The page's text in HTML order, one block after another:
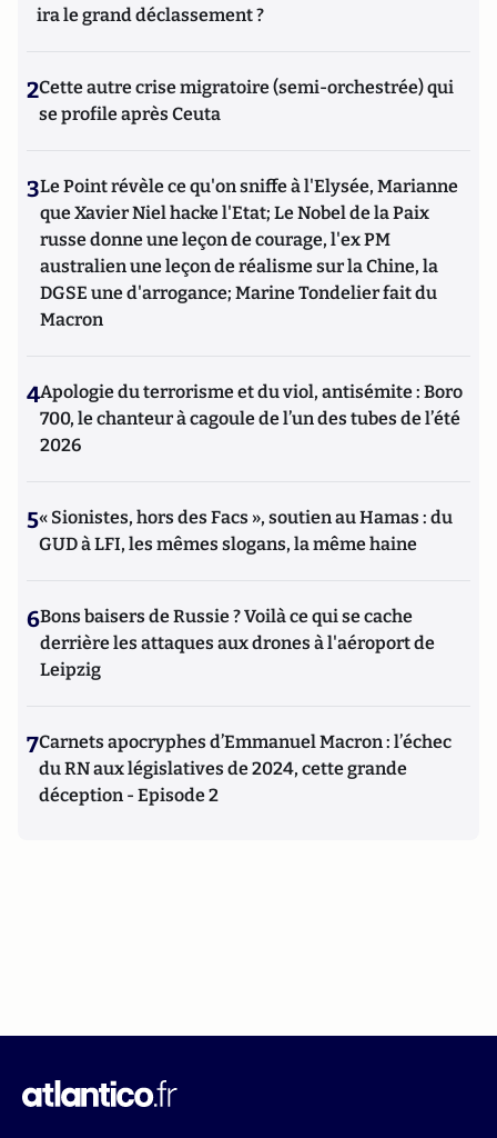
ira le grand déclassement ?
2Cette autre crise migratoire (semi-orchestrée) qui
se profile après Ceuta
3Le Point révèle ce qu'on sniffe à l'Elysée, Marianne
que Xavier Niel hacke l'Etat; Le Nobel de la Paix
russe donne une leçon de courage, l'ex PM
australien une leçon de réalisme sur la Chine, la
DGSE une d'arrogance; Marine Tondelier fait du
Macron
4Apologie du terrorisme et du viol, antisémite : Boro
700, le chanteur à cagoule de l’un des tubes de l’été
2026
5« Sionistes, hors des Facs », soutien au Hamas : du
GUD à LFI, les mêmes slogans, la même haine
6Bons baisers de Russie ? Voilà ce qui se cache
derrière les attaques aux drones à l'aéroport de
Leipzig
7Carnets apocryphes d’Emmanuel Macron : l’échec
du RN aux législatives de 2024, cette grande
déception - Episode 2